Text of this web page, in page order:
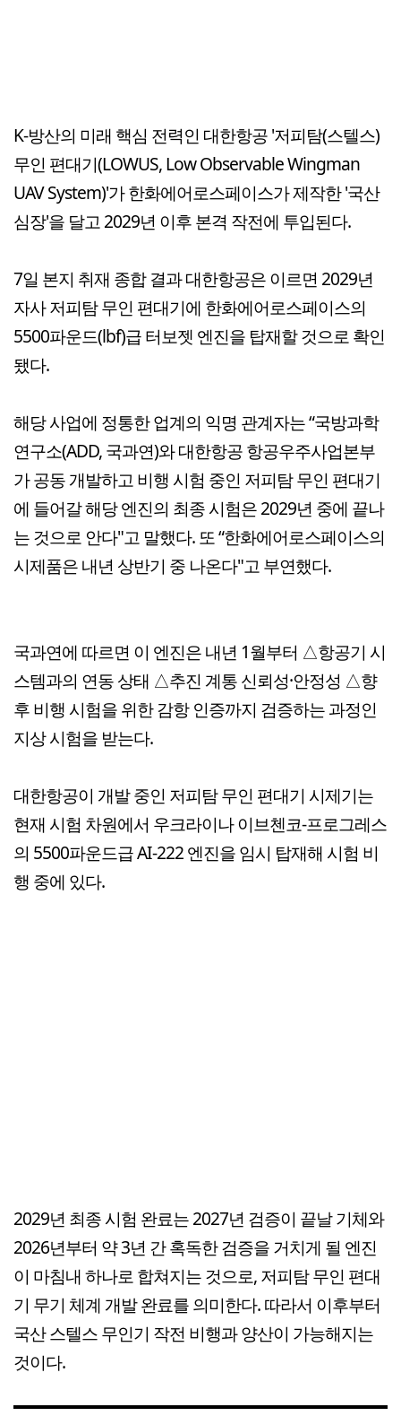
K-방산의 미래 핵심 전력인 대한항공 '저피탐(스텔스)
무인 편대기(LOWUS, Low Observable Wingman
UAV System)'가 한화에어로스페이스가 제작한 '국산
심장'을 달고 2029년 이후 본격 작전에 투입된다.
7일 본지 취재 종합 결과 대한항공은 이르면 2029년
자사 저피탐 무인 편대기에 한화에어로스페이스의
5500파운드(lbf)급 터보젯 엔진을 탑재할 것으로 확인
됐다.
해당 사업에 정통한 업계의 익명 관계자는 “국방과학
연구소(ADD, 국과연)와 대한항공 항공우주사업본부
가 공동 개발하고 비행 시험 중인 저피탐 무인 편대기
에 들어갈 해당 엔진의 최종 시험은 2029년 중에 끝나
는 것으로 안다"고 말했다. 또 “한화에어로스페이스의
시제품은 내년 상반기 중 나온다"고 부연했다.
국과연에 따르면 이 엔진은 내년 1월부터 △항공기 시
스템과의 연동 상태 △추진 계통 신뢰성·안정성 △향
후 비행 시험을 위한 감항 인증까지 검증하는 과정인
지상 시험을 받는다.
대한항공이 개발 중인 저피탐 무인 편대기 시제기는
현재 시험 차원에서 우크라이나 이브첸코-프로그레스
의 5500파운드급 AI-222 엔진을 임시 탑재해 시험 비
행 중에 있다.
2029년 최종 시험 완료는 2027년 검증이 끝날 기체와
2026년부터 약 3년 간 혹독한 검증을 거치게 될 엔진
이 마침내 하나로 합쳐지는 것으로, 저피탐 무인 편대
기 무기 체계 개발 완료를 의미한다. 따라서 이후부터
국산 스텔스 무인기 작전 비행과 양산이 가능해지는
것이다.